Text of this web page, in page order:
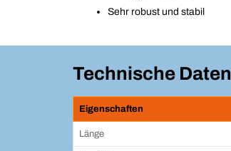
Sehr robust und stabil
Technische Daten
Eigenschaften
Länge